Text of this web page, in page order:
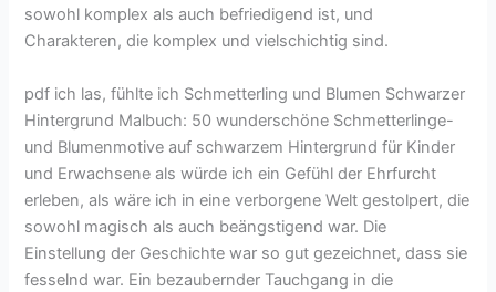
sowohl komplex als auch befriedigend ist, und
Charakteren, die komplex und vielschichtig sind.
pdf ich las, fühlte ich Schmetterling und Blumen Schwarzer
Hintergrund Malbuch: 50 wunderschöne Schmetterlinge-
und Blumenmotive auf schwarzem Hintergrund für Kinder
und Erwachsene als würde ich ein Gefühl der Ehrfurcht
erleben, als wäre ich in eine verborgene Welt gestolpert, die
sowohl magisch als auch beängstigend war. Die
Einstellung der Geschichte war so gut gezeichnet, dass sie
fesselnd war. Ein bezaubernder Tauchgang in die